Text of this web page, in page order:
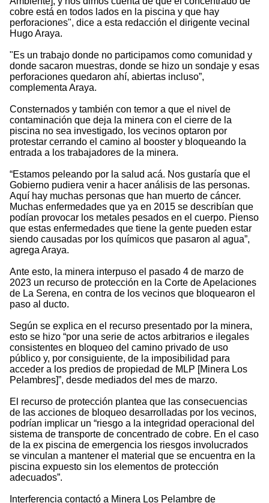
cobre está en todos lados en la piscina y que hay
perforaciones", dice a esta redacción el dirigente vecinal
Hugo Araya.
"Es un trabajo donde no participamos como comunidad y
donde sacaron muestras, donde se hizo un sondaje y esas
perforaciones quedaron ahí, abiertas incluso”,
complementa Araya.
Consternados y también con temor a que el nivel de
contaminación que deja la minera con el cierre de la
piscina no sea investigado, los vecinos optaron por
protestar cerrando el camino al booster y bloqueando la
entrada a los trabajadores de la minera.
“Estamos peleando por la salud acá. Nos gustaría que el
Gobierno pudiera venir a hacer análisis de las personas.
Aquí hay muchas personas que han muerto de cáncer.
Muchas enfermedades que ya en 2015 se describían que
podían provocar los metales pesados en el cuerpo. Pienso
que estas enfermedades que tiene la gente pueden estar
siendo causadas por los químicos que pasaron al agua”,
agrega Araya.
Ante esto, la minera interpuso el pasado 4 de marzo de
2023 un recurso de protección en la Corte de Apelaciones
de La Serena, en contra de los vecinos que bloquearon el
paso al ducto.
Según se explica en el recurso presentado por la minera,
esto se hizo “por una serie de actos arbitrarios e ilegales
consistentes en bloqueo del camino privado de uso
público y, por consiguiente, de la imposibilidad para
acceder a los predios de propiedad de MLP [Minera Los
Pelambres]”, desde mediados del mes de marzo.
El recurso de protección plantea que las consecuencias
de las acciones de bloqueo desarrolladas por los vecinos,
podrían implicar un “riesgo a la integridad operacional del
sistema de transporte de concentrado de cobre. En el caso
de la ex piscina de emergencia los riesgos involucrados
se vinculan a mantener el material que se encuentra en la
piscina expuesto sin los elementos de protección
adecuados”.
Interferencia contactó a Minera Los Pelambre de